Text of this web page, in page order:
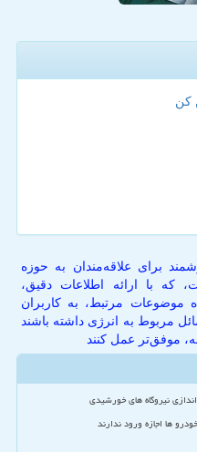
کن
برای علاقه‌مندان به حوزه
که با ارائه اطلاعات دقیق،
مرتبط، به کاربران
مربوط به انرژی داشته باشند
موفق‌تر عمل کنند
نیروگاه های خورشیدی
ها اجازه ورود ندارند